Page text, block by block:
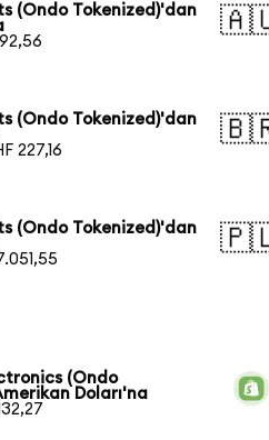
(Ondo Tokenized)'dan
(Ondo Tokenized)'dan
227,16
(Ondo Tokenized)'dan
(Ondo
Doları'na